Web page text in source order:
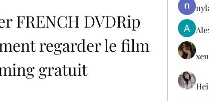
FRENCH DVDRip
regarder le film
gratuit